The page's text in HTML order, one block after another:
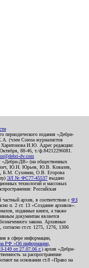
периодического издания «Дебри-
(член Союза журналистов
Харитонова И.Ю. Адрес редакции:
88-46, т./ф.84212296081.
dv.com
«Дебри-ДВ» (на общественных
Ю.Н. Юрьев, Ю.В. Ковалев,
Сухинин, О.В. Егорова
ЭЛ № ФС77-45537 выдано
технологий и массовых
Российская
архив, в соответствии с ФЗ
п. 2 ст. 13 «Создание архивов».
изданные книги, а также
документам является
закона. Архивные
согласно ст.ст. 1275, 1276, 1306
в сфере информации,
РФ «Об информации,
149 от 27.07.06 г.) архив «Дебри-
за распространение
на основании ст.8 «Право на